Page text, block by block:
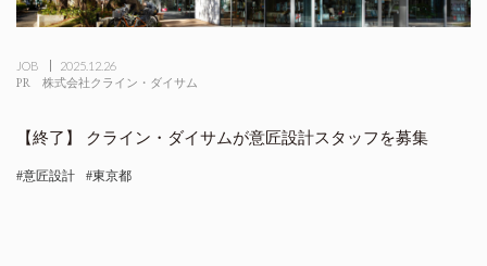
JOB 2025.12.26
PR 株式会社クライン・ダイサム
クライン・ダイサムが意匠設計スタッフを募集
意匠設計 東京都